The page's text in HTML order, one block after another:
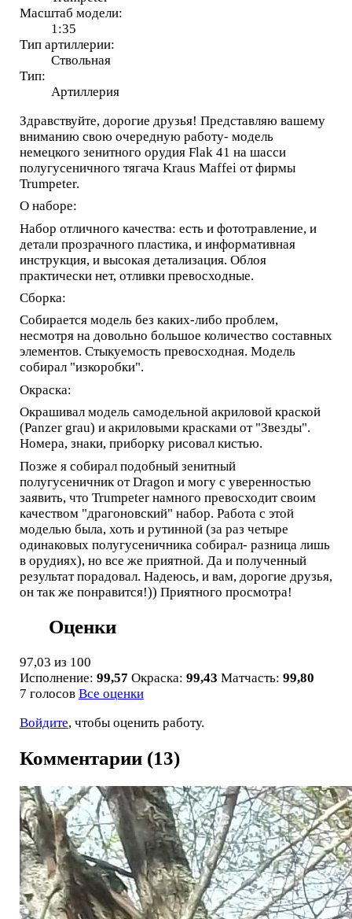
Масштаб модели:
1:35
Тип артиллерии:
Ствольная
Тип:
Артиллерия
Здравствуйте, дорогие друзья! Представляю вашему
вниманию свою очередную работу- модель
немецкого зенитного орудия Flak 41 на шасси
полугусеничного тягача Kraus Maffei от фирмы
Trumpeter.
О наборе:
Набор отличного качества: есть и фототравление, и
детали прозрачного пластика, и информативная
инструкция, и высокая детализация. Облоя
практически нет, отливки превосходные.
Сборка:
Собирается модель без каких-либо проблем,
несмотря на довольно большое количество составных
элементов. Стыкуемость превосходная. Модель
собирал "изкоробки".
Окраска:
Окрашивал модель самодельной акриловой краской
(Panzer grau) и акриловыми красками от "Звезды".
Номера, знаки, приборку рисовал кистью.
Позже я собирал подобный зенитный
полугусеничник от Dragon и могу с уверенностью
заявить, что Trumpeter намного превосходит своим
качеством "драгоновский" набор. Работа с этой
моделью была, хоть и рутинной (за раз четыре
одинаковых полугусеничника собирал- разница лишь
в орудиях), но все же приятной. Да и полученный
результат порадовал. Надеюсь, и вам, дорогие друзья,
он так же понравится!)) Приятного просмотра!
Оценки
97,03 из 100
Исполнение: 99,57 Окраска: 99,43 Матчасть: 99,80
7 голосов Все оценки
Войдите, чтобы оценить работу.
Комментарии (13)